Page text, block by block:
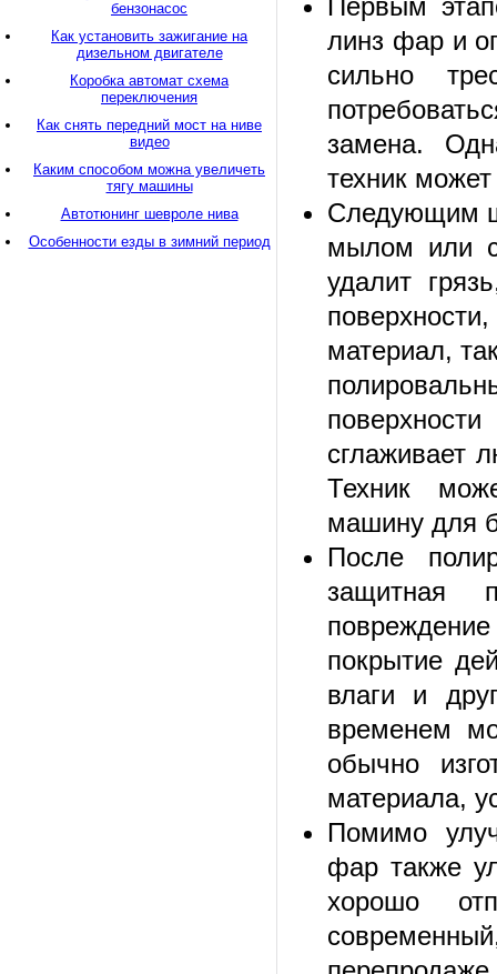
Первым
линз фар и
сильно
замена.
техник
Следующим
мылом или
удалит
материал,
сглаживает
Техник
машину для
После
защитная
покрытие
влаги и
временем
обычно
материала,
Помимо
фар также
хорошо
бензонасос
Как установить зажигание на
дизельном двигателе
Коробка автомат схема
переключения
Как снять передний мост на ниве
видео
Каким способом можна увеличеть
тягу машины
Автотюнинг шевроле нива
Особенности езды в зимний период